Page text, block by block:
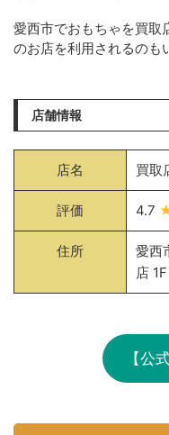
愛西市でおもちゃを買取
のお店を利用されるのも
店舗情報
店名 買取
評価 4.7
住所
愛西
店 1F
【公